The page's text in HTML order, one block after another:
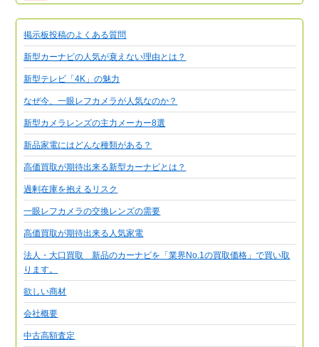
掲示板投稿のよくある質問
新型カーナビの人気が衰えない理由とは？
新型テレビ「4K」の魅力
なぜ今、一眼レフカメラが人気なのか？
新型カメラレンズの主力メーカー8選
新品家電にはどんな種類がある？
高価買取が期待出来る新型カーナビとは？
過剰在庫を抱えるリスク
一眼レフカメラの交換レンズの需要
高価買取が期待出来る人気家電
法人・大口買取 新品のカーナビを「業界No.1の買取価格」で買い取
ります。
欲しい商材
会社概要
中古高額査定